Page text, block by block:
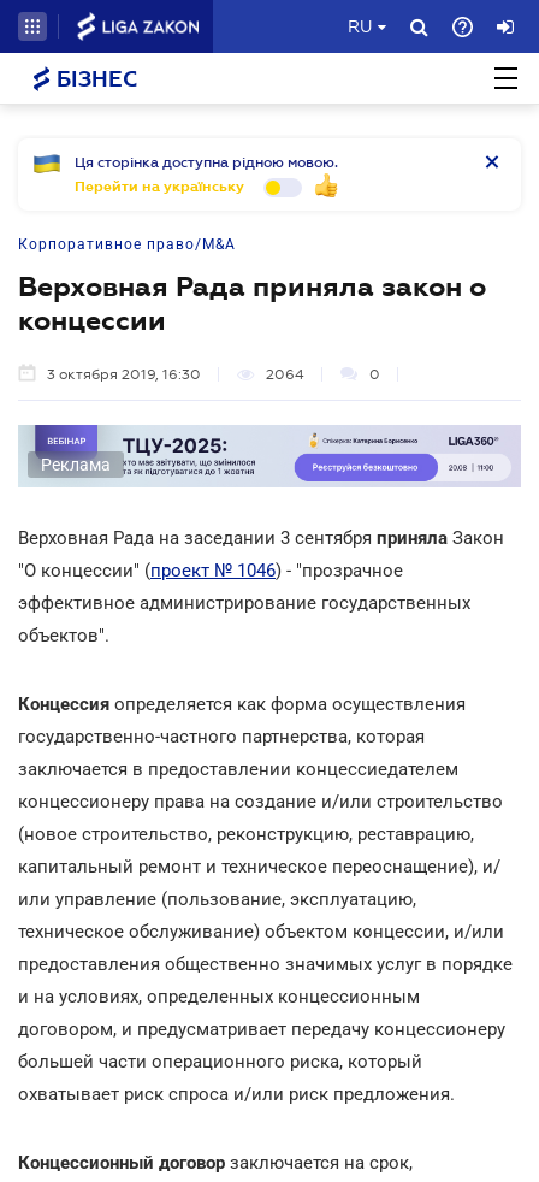
RU
БІЗНЕС
Ця сторінка доступна рідною мовою.
Перейти на українську
Корпоративное право/M&A
Верховная Рада приняла закон о
концессии
3 октября 2019, 16:30 2064 0
Реклама
Верховная Рада на заседании 3 сентября приняла Закон
"О концессии" (проект № 1046) - "прозрачное
эффективное администрирование государственных
объектов".
Концессия определяется как форма осуществления
государственно-частного партнерства, которая
заключается в предоставлении концессиедателем
концессионеру права на создание и/или строительство
(новое строительство, реконструкцию, реставрацию,
капитальный ремонт и техническое переоснащение), и/
или управление (пользование, эксплуатацию,
техническое обслуживание) объектом концессии, и/или
предоставления общественно значимых услуг в порядке
и на условиях, определенных концессионным
договором, и предусматривает передачу концессионеру
большей части операционного риска, который
охватывает риск спроса и/или риск предложения.
Концессионный договор заключается на срок,